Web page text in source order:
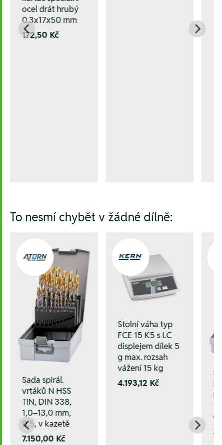
ocel drát hrubý
0.3x17x50 mm
172,50 Kč
To nesmí chybět v žádné dílně:
Sada spirál.
vrtáků N HSS
TiN, DIN 338,
1,0–13,0 mm,
0,5, v kazetě
7.150,00 Kč
Stolní váha typ
FCE 15 K5 s LC
displejem dílek 5
g max. rozsah
vážení 15 kg
4.193,12 Kč